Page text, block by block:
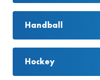
Handball
Hockey